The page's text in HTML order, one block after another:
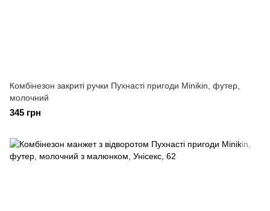
Комбінезон закриті ручки Пухнасті пригоди Minikin, футер,
молочний
345 грн